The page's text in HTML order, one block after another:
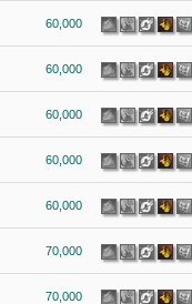
60,000
60,000
60,000
60,000
60,000
70,000
70,000